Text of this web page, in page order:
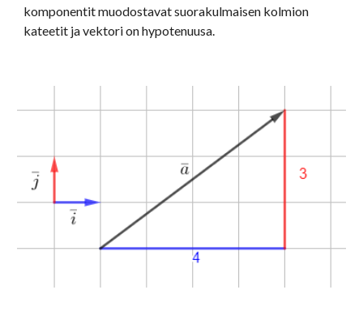
komponentit muodostavat suorakulmaisen kolmion
kateetit ja vektori on hypotenuusa.